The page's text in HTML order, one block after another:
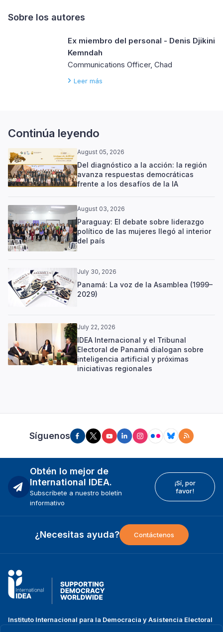
Sobre los autores
Ex miembro del personal - Denis Djikini
Kemndah
Communications Officer, Chad
Leer más
Continúa leyendo
August 05, 2026
Del diagnóstico a la acción: la región
avanza respuestas democráticas
frente a los desafíos de la IA
August 03, 2026
Paraguay: El debate sobre liderazgo
político de las mujeres llegó al interior
del país
July 30, 2026
Panamá: La voz de la Asamblea (1999–
2029)
July 22, 2026
IDEA Internacional y el Tribunal
Electoral de Panamá dialogan sobre
inteligencia artificial y próximas
iniciativas regionales
Síguenos
Obtén lo mejor de
International IDEA.
Subscríbete a nuestro boletín
informativo
¡Sí, por
favor!
¿Necesitas ayuda? Contáctenos
Instituto Internacional para la Democracia y Asistencia Electoral